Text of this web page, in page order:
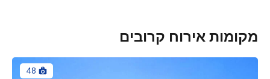
מקומות אירוח קרובים
48